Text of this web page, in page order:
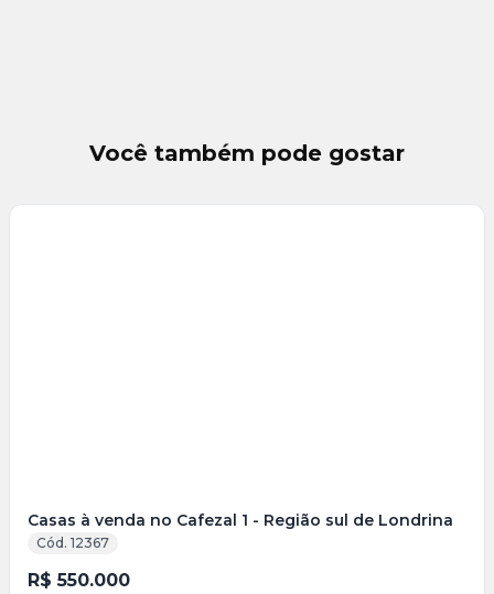
Você também pode gostar
Casas à venda no Cafezal 1 - Região sul de Londrina
Cód. 12367
R$ 550.000